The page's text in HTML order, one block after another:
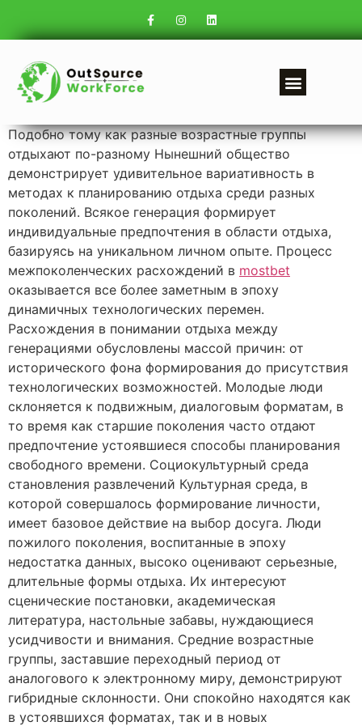
Подобно тому как разные возрастные группы
отдыхают по-разному Нынешний общество
демонстрирует удивительное вариативность в
методах к планированию отдыха среди разных
поколений. Всякое генерация формирует
индивидуальные предпочтения в области отдыха,
базируясь на уникальном личном опыте. Процесс
межпоколенческих расхождений в mostbet
оказывается все более заметным в эпоху
динамичных технологических перемен.
Расхождения в понимании отдыха между
генерациями обусловлены массой причин: от
исторического фона формирования до присутствия
технологических возможностей. Молодые люди
склоняется к подвижным, диалоговым форматам, в
то время как старшие поколения часто отдают
предпочтение устоявшиеся способы планирования
свободного времени. Социокультурный среда
становления развлечений Культурная среда, в
которой совершалось формирование личности,
имеет базовое действие на выбор досуга. Люди
пожилого поколения, воспитанные в эпоху
недостатка данных, высоко оценивают серьезные,
длительные формы отдыха. Их интересуют
сценические постановки, академическая
литература, настольные забавы, нуждающиеся
усидчивости и внимания. Средние возрастные
группы, заставшие переходный период от
аналогового к электронному миру, демонстрируют
гибридные склонности. Они спокойно находятся как
в устоявшихся форматах, так и в новых